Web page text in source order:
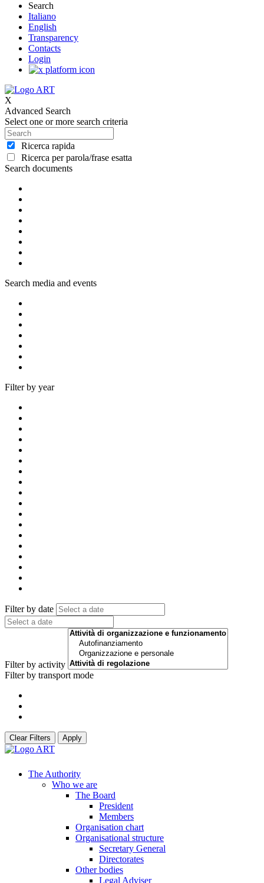
Search
Italiano
English
Transparency
Contacts
Login
X
Advanced Search
Select one or more search criteria
Ricerca rapida
Ricerca per parola/frase esatta
Search documents
Search media and events
Filter by year
Filter by date
Filter by activity
Filter by transport mode
Clear Filters Apply
The Authority
Who we are
The Board
President
Members
Organisation chart
Organisational structure
Secretary General
Directorates
Other bodies
Legal Adviser